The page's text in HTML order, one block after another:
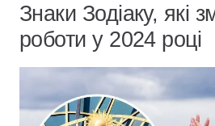
Знаки Зодіаку, які
роботи у 2024 році